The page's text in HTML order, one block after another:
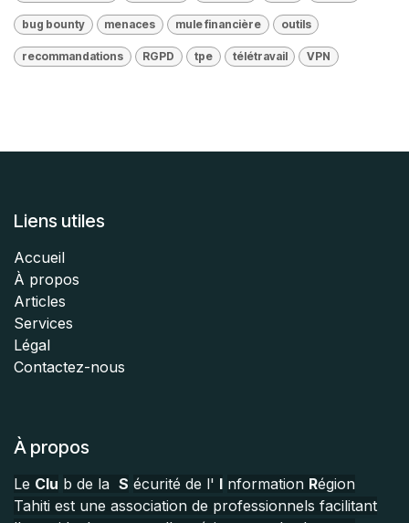
bug bounty menaces mule financière outils
recommandations RGPD tpe télétravail VPN
Liens utiles
Accueil
À propos
Articles
Services
Légal
Contactez-nous
À propos
Le Clu b de la S écurité de l' I nformation Région
Tahiti est une association de professionnels facilitant